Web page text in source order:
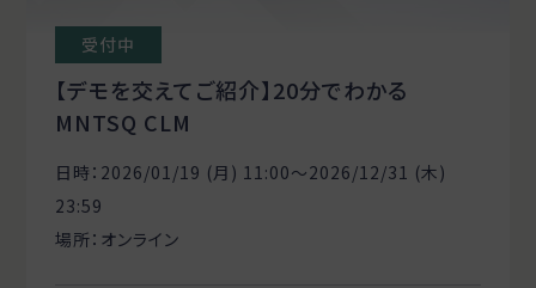
受付中
【デモを交えてご紹介】20分でわかる
MNTSQ CLM
日時：2026/01/19 (月) 11:00〜2026/12/31 (木)
23:59
場所：オンライン